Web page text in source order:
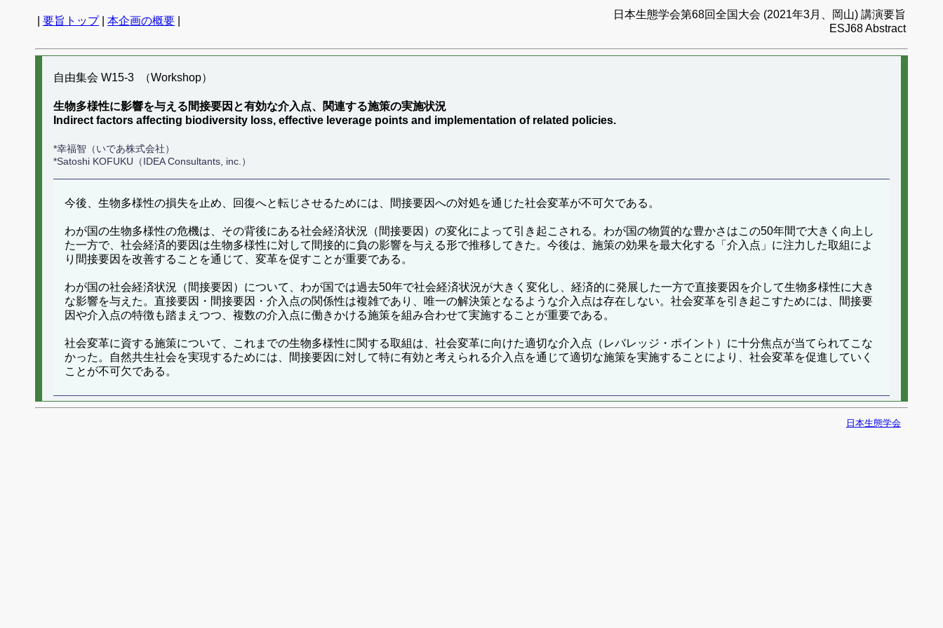
要旨トップ| 本企画の概要
日本生態学会第68回全国大会 (2021年3月、岡山) 講演要旨
ESJ68 Abstract
自由集会 W15-3 （Workshop）
生物多様性に影響を与える間接要因と有効な介入点、関連する施策の実施状況
Indirect factors affecting biodiversity loss, effective leverage points and implementation of related policies.
*幸福智（いであ株式会社）
*Satoshi KOFUKU（IDEA Consultants, inc.）
今後、生物多様性の損失を止め、回復へと転じさせるためには、間接要因への対処を通じた社会変革が不可欠である。
わが国の生物多様性の危機は、その背後にある社会経済状況（間接要因）の変化によって引き起こされる。わが国の物質的な豊かさはこの50年間で大きく向上し
た一方で、社会経済的要因は生物多様性に対して間接的に負の影響を与える形で推移してきた。今後は、施策の効果を最大化する「介入点」に注力した取組によ
り間接要因を改善することを通じて、変革を促すことが重要である。
わが国の社会経済状況（間接要因）について、わが国では過去50年で社会経済状況が大きく変化し、経済的に発展した一方で直接要因を介して生物多様性に大き
な影響を与えた。直接要因・間接要因・介入点の関係性は複雑であり、唯一の解決策となるような介入点は存在しない。社会変革を引き起こすためには、間接要
因や介入点の特徴も踏まえつつ、複数の介入点に働きかける施策を組み合わせて実施することが重要である。
社会変革に資する施策について、これまでの生物多様性に関する取組は、社会変革に向けた適切な介入点（レバレッジ・ポイント）に十分焦点が当てられてこな
かった。自然共生社会を実現するためには、間接要因に対して特に有効と考えられる介入点を通じて適切な施策を実施することにより、社会変革を促進していく
ことが不可欠である。
日本生態学会